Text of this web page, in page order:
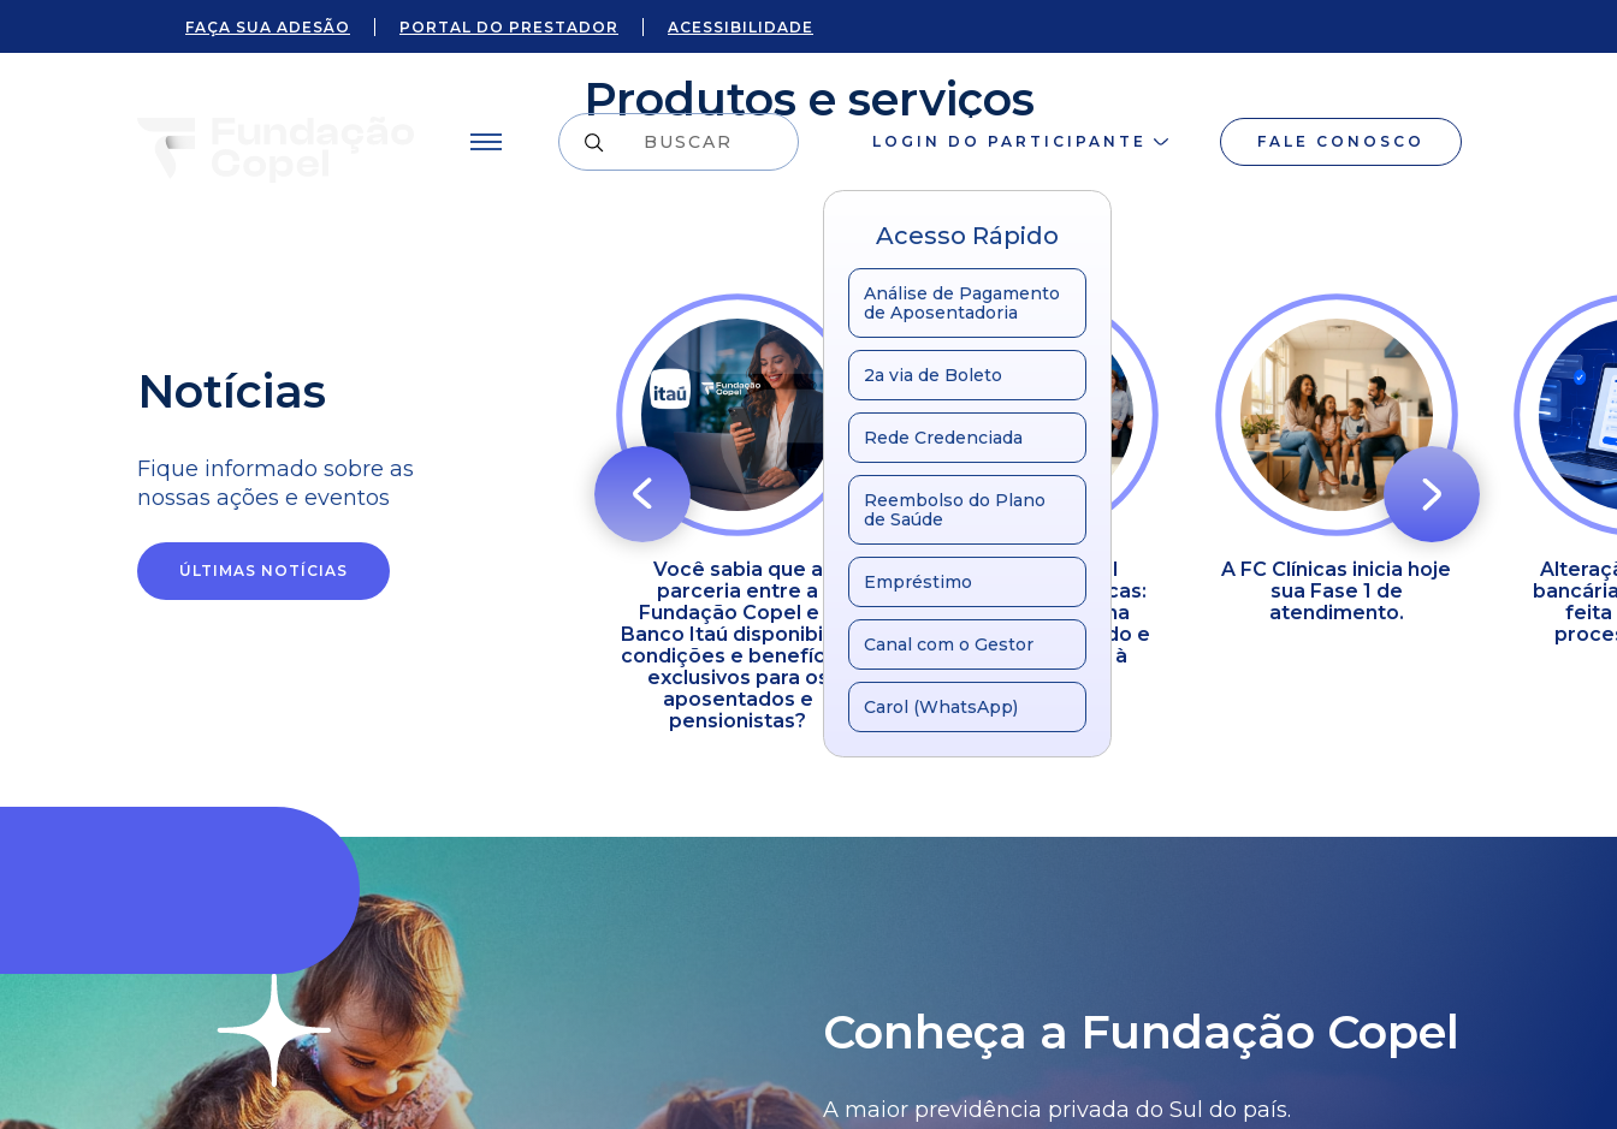
FAÇA SUA ADESÃO PORTAL DO PRESTADOR ACESSIBILIDADE
LOGIN DO PARTICIPANTE FALE CONOSCO
Acesso Rápido
Análise de Pagamento
de Aposentadoria
2a via de Boleto
Rede Credenciada
Reembolso do Plano
de Saúde
Empréstimo
Canal com o Gestor
Carol (WhatsApp)
Produtos e serviços
Notícias
Fique informado sobre as
nossas ações e eventos
ÚLTIMAS NOTÍCIAS
Alteração de conta
bancária passa a ser
Horário de
atendimento na
Você sabia que a
parceria entre a
Fundação Copel e o
Banco Itaú disponibiliza
condições e benefícios
exclusivos para os
aposentados e
pensionistas?
Fundação Copel
inaugura a FC Clínicas:
Um novo marco na
evolução do cuidado e
atenção integral à
saúde
A FC Clínicas inicia hoje
sua Fase 1 de
atendimento.
feita
Conheça a Fundação Copel
A maior previdência privada do Sul do país.